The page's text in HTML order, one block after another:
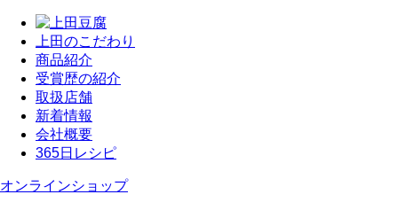
上田のこだわり
商品紹介
受賞歴の紹介
取扱店舗
新着情報
会社概要
365日レシピ
オンラインショップ